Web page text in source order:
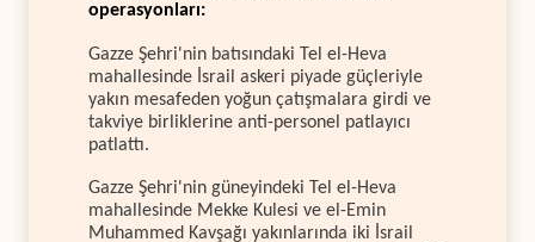
operasyonları:
Gazze Şehri'nin batısındaki Tel el-Heva
mahallesinde İsrail askeri piyade güçleriyle
yakın mesafeden yoğun çatışmalara girdi ve
takviye birliklerine anti-personel patlayıcı
patlattı.
Gazze Şehri'nin güneyindeki Tel el-Heva
mahallesinde Mekke Kulesi ve el-Emin
Muhammed Kavşağı yakınlarında iki İsrail